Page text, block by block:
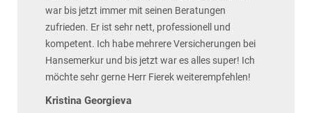
war bis jetzt immer mit seinen Beratungen
zufrieden. Er ist sehr nett, professionell und
kompetent. Ich habe mehrere Versicherungen bei
Hansemerkur und bis jetzt war es alles super! Ich
möchte sehr gerne Herr Fierek weiterempfehlen!
Kristina Georgieva